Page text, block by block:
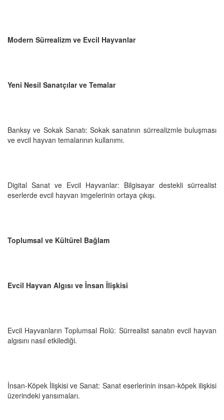
Modern Sürrealizm ve Evcil Hayvanlar
Yeni Nesil Sanatçılar ve Temalar
Banksy ve Sokak Sanatı: Sokak sanatının sürrealizmle buluşması
ve evcil hayvan temalarının kullanımı.
Digital Sanat ve Evcil Hayvanlar: Bilgisayar destekli sürrealist
eserlerde evcil hayvan imgelerinin ortaya çıkışı.
Toplumsal ve Kültürel Bağlam
Evcil Hayvan Algısı ve İnsan İlişkisi
Evcil Hayvanların Toplumsal Rolü: Sürrealist sanatın evcil hayvan
algısını nasıl etkilediği.
İnsan-Köpek İlişkisi ve Sanat: Sanat eserlerinin insan-köpek ilişkisi
üzerindeki yansımaları.